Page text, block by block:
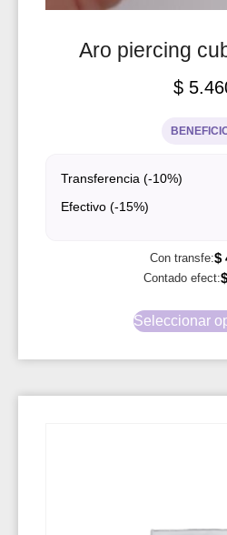
Aro piercing
$
Transferencia (-10%)
Efectivo (-15%)
Con transfe:$
Contado efect:$
Seleccionar